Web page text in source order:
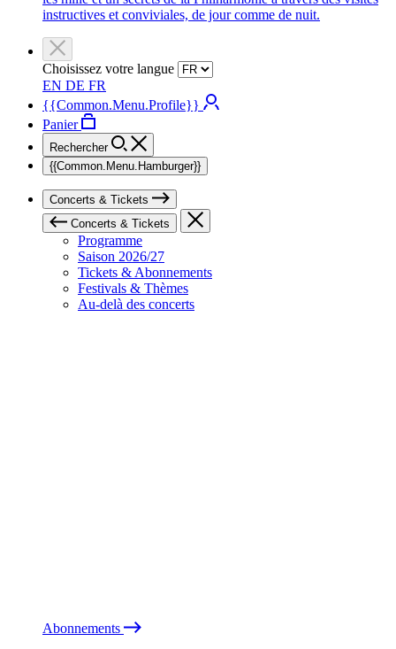
instructives et conviviales, de jour comme de nuit.
Choisissez votre langue
EN DE FR
{{Common.Menu.Profile}}
Panier
Rechercher
{{Common.Menu.Hamburger}}
Concerts & Tickets
Concerts & Tickets
Programme
Saison 2026/27
Tickets & Abonnements
Festivals & Thèmes
Au-delà des concerts
Abonnements